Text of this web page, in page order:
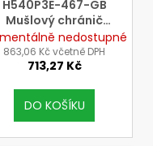
H540P3E-467-GB
Mušlový chránič
sluchu 3M Peltor
OPTIME II s úchytem
P3E na přilbu Peltor
Viz (fluorescentní)
nedostupné
863,06 Kč včetně DPH
713,27 Kč
DO KOŠÍKU